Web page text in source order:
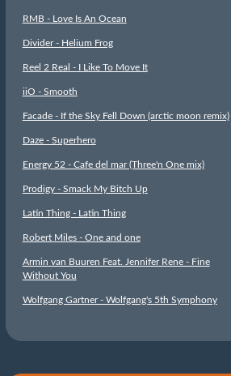
RMB - Love Is An Ocean
Divider - Helium Frog
Reel 2 Real - I Like To Move It
iiO - Smooth
Facade - If the Sky Fell Down (arctic moon remix)
Daze - Superhero
Energy 52 - Cafe del mar (Three'n One mix)
Prodigy - Smack My Bitch Up
Latin Thing - Latin Thing
Robert Miles - One and one
Armin van Buuren Feat. Jennifer Rene - Fine
Without You
Wolfgang Gartner - Wolfgang's 5th Symphony